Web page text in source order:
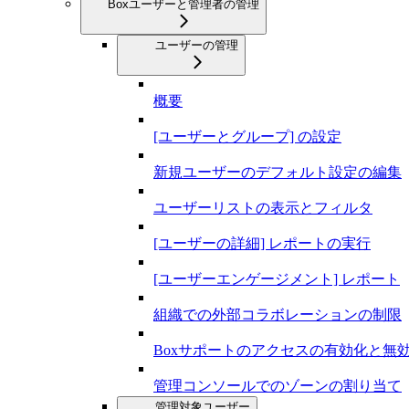
Boxユーザーと管理者の管理
ユーザーの管理
概要
[ユーザーとグループ] の設定
新規ユーザーのデフォルト設定の編集
ユーザーリストの表示とフィルタ
[ユーザーの詳細] レポートの実行
[ユーザーエンゲージメント] レポート
組織での外部コラボレーションの制限
Boxサポートのアクセスの有効化と無
管理コンソールでのゾーンの割り当て